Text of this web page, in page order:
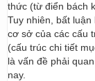
thức (từ điển bách
Tuy nhiên, bất
cơ sở của các cấu
(cấu trúc chi tiết
là vấn đề phải
nay.